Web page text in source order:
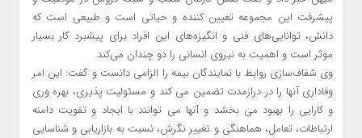
پیشرفت این مجموعه تعیین کننده و حیاتی است و طبیعی است که
دانش، توانایی‌های فنی و انگیزه‌های این افراد برای پیشبرد کار بسیار
موثر است و اهمیت به نیروی انسانی را دو چندان می‌کند.
وی شفاف‌سازی روابط با نمایندگان بیمه را الزامی دانست و گفت: این امر
وفاداری آنها را در درازمدت تضمین می کند و مسئولیت پذیری، بهره وری
و کارایی را بهبود می بخشد و آنها می توانند با ایجاد و تقویت دامنه
ارتباطات، تعامل، هماهنگی و تغییر نگرش، نسبت به بازاریابی و شناسایی